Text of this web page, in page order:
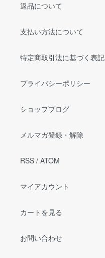
返品について
支払い方法について
特定商取引法に基づく表記
プライバシーポリシー
ショップブログ
メルマガ登録・解除
RSS / ATOM
マイアカウント
カートを見る
お問い合わせ